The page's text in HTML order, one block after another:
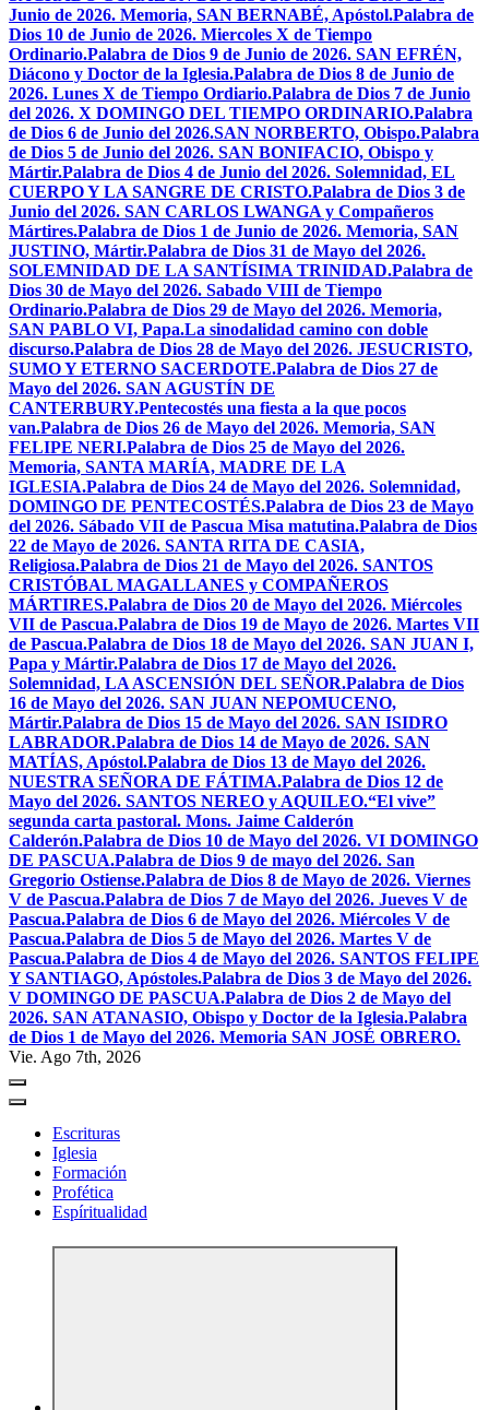
Junio de 2026. Memoria, SAN BERNABÉ, Apóstol.Palabra de
Dios 10 de Junio de 2026. Miercoles X de Tiempo
Ordinario.Palabra de Dios 9 de Junio de 2026. SAN EFRÉN,
Diácono y Doctor de la Iglesia.Palabra de Dios 8 de Junio de
2026. Lunes X de Tiempo Ordiario.Palabra de Dios 7 de Junio
del 2026. X DOMINGO DEL TIEMPO ORDINARIO.Palabra
de Dios 6 de Junio del 2026.SAN NORBERTO, Obispo.Palabra
de Dios 5 de Junio del 2026. SAN BONIFACIO, Obispo y
Mártir.Palabra de Dios 4 de Junio del 2026. Solemnidad, EL
CUERPO Y LA SANGRE DE CRISTO.Palabra de Dios 3 de
Junio del 2026. SAN CARLOS LWANGA y Compañeros
Mártires.Palabra de Dios 1 de Junio de 2026. Memoria, SAN
JUSTINO, Mártir.Palabra de Dios 31 de Mayo del 2026.
SOLEMNIDAD DE LA SANTÍSIMA TRINIDAD.Palabra de
Dios 30 de Mayo del 2026. Sabado VIII de Tiempo
Ordinario.Palabra de Dios 29 de Mayo del 2026. Memoria,
SAN PABLO VI, Papa.La sinodalidad camino con doble
discurso.Palabra de Dios 28 de Mayo del 2026. JESUCRISTO,
SUMO Y ETERNO SACERDOTE.Palabra de Dios 27 de
Mayo del 2026. SAN AGUSTÍN DE
CANTERBURY.Pentecostés una fiesta a la que pocos
van.Palabra de Dios 26 de Mayo del 2026. Memoria, SAN
FELIPE NERI.Palabra de Dios 25 de Mayo del 2026.
Memoria, SANTA MARÍA, MADRE DE LA
IGLESIA.Palabra de Dios 24 de Mayo del 2026. Solemnidad,
DOMINGO DE PENTECOSTÉS.Palabra de Dios 23 de Mayo
del 2026. Sábado VII de Pascua Misa matutina.Palabra de Dios
22 de Mayo de 2026. SANTA RITA DE CASIA,
Religiosa.Palabra de Dios 21 de Mayo del 2026. SANTOS
CRISTÓBAL MAGALLANES y COMPAÑEROS
MÁRTIRES.Palabra de Dios 20 de Mayo del 2026. Miércoles
VII de Pascua.Palabra de Dios 19 de Mayo de 2026. Martes VII
de Pascua.Palabra de Dios 18 de Mayo del 2026. SAN JUAN I,
Papa y Mártir.Palabra de Dios 17 de Mayo del 2026.
Solemnidad, LA ASCENSIÓN DEL SEÑOR.Palabra de Dios
16 de Mayo del 2026. SAN JUAN NEPOMUCENO,
Mártir.Palabra de Dios 15 de Mayo del 2026. SAN ISIDRO
LABRADOR.Palabra de Dios 14 de Mayo de 2026. SAN
MATÍAS, Apóstol.Palabra de Dios 13 de Mayo del 2026.
NUESTRA SEÑORA DE FÁTIMA.Palabra de Dios 12 de
Mayo del 2026. SANTOS NEREO y AQUILEO.“El vive”
segunda carta pastoral. Mons. Jaime Calderón
Calderón.Palabra de Dios 10 de Mayo del 2026. VI DOMINGO
DE PASCUA.Palabra de Dios 9 de mayo del 2026. San
Gregorio Ostiense.Palabra de Dios 8 de Mayo de 2026. Viernes
V de Pascua.Palabra de Dios 7 de Mayo del 2026. Jueves V de
Pascua.Palabra de Dios 6 de Mayo del 2026. Miércoles V de
Pascua.Palabra de Dios 5 de Mayo del 2026. Martes V de
Pascua.Palabra de Dios 4 de Mayo del 2026. SANTOS FELIPE
Y SANTIAGO, Apóstoles.Palabra de Dios 3 de Mayo del 2026.
V DOMINGO DE PASCUA.Palabra de Dios 2 de Mayo del
2026. SAN ATANASIO, Obispo y Doctor de la Iglesia.Palabra
de Dios 1 de Mayo del 2026. Memoria SAN JOSÉ OBRERO.
Vie. Ago 7th, 2026
Escrituras
Iglesia
Formación
Profética
Espíritualidad